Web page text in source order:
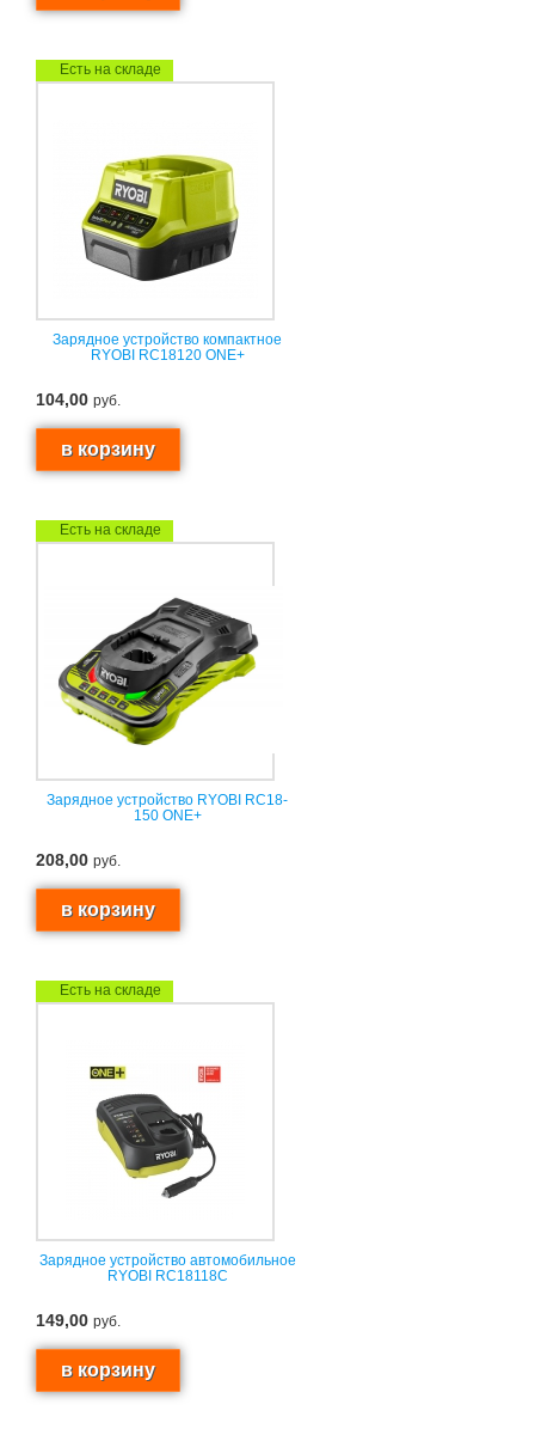
Есть на складе
Зарядное устройство компактное
RYOBI RC18120 ONE+
104,00 руб.
Есть на складе
Зарядное устройство RYOBI RC18-
150 ONE+
208,00 руб.
Есть на складе
Зарядное устройство автомобильное
RYOBI RC18118C
149,00 руб.